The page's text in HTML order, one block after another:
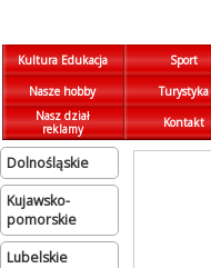
Kultura Edukacja Sport
Nasze hobby
Turystyka
Nasz dział
reklamy
Kontakt
dolnośląskie
kujawsko-
pomorskie
lubelskie